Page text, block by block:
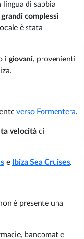
lingua di sabbia
complessi
è stata
i giovani, provenienti
verso Formentera.
velocità di
e Ibiza Sea Cruises.
è presente una
bancomat e